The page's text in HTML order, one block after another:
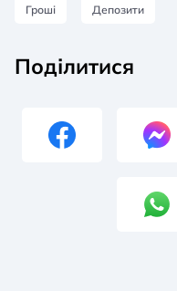
Гроші Депозити
Поділитися